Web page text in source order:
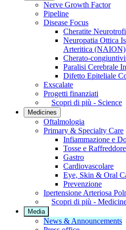
Nerve Growth Factor
Pipeline
Disease Focus
Cheratite
Neuropatia Ottica
Arteritica (NAION)
Cherato-
Paralisi Cerebrale
Difetto Epiteliale
Exscalate
Progetti finanziati
Scopri di più - Science
Medicines
Oftalmologia
Primary & Specialty Care
Infiammazione e
Tosse e Raffreddore
Gastro
Cardiovascolare
Eye, Skin & Oral
Prevenzione
Ipertensione Arteriosa
Scopri di più -
Media
News & Announcements